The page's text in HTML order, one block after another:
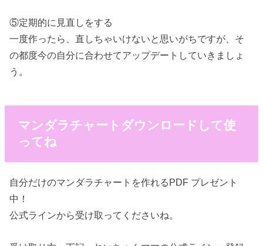
⑤定期的に見直しをする
一度作ったら、直しちゃいけないと思いがちですが、そ
の都度今の自分に合わせてアップデートしていきましょ
う。
マンダラチャートダウンロードして使
ってね
自分だけのマンダラチャートを作れるPDF プレゼント
中！
公式ラインから受け取ってくださいね。